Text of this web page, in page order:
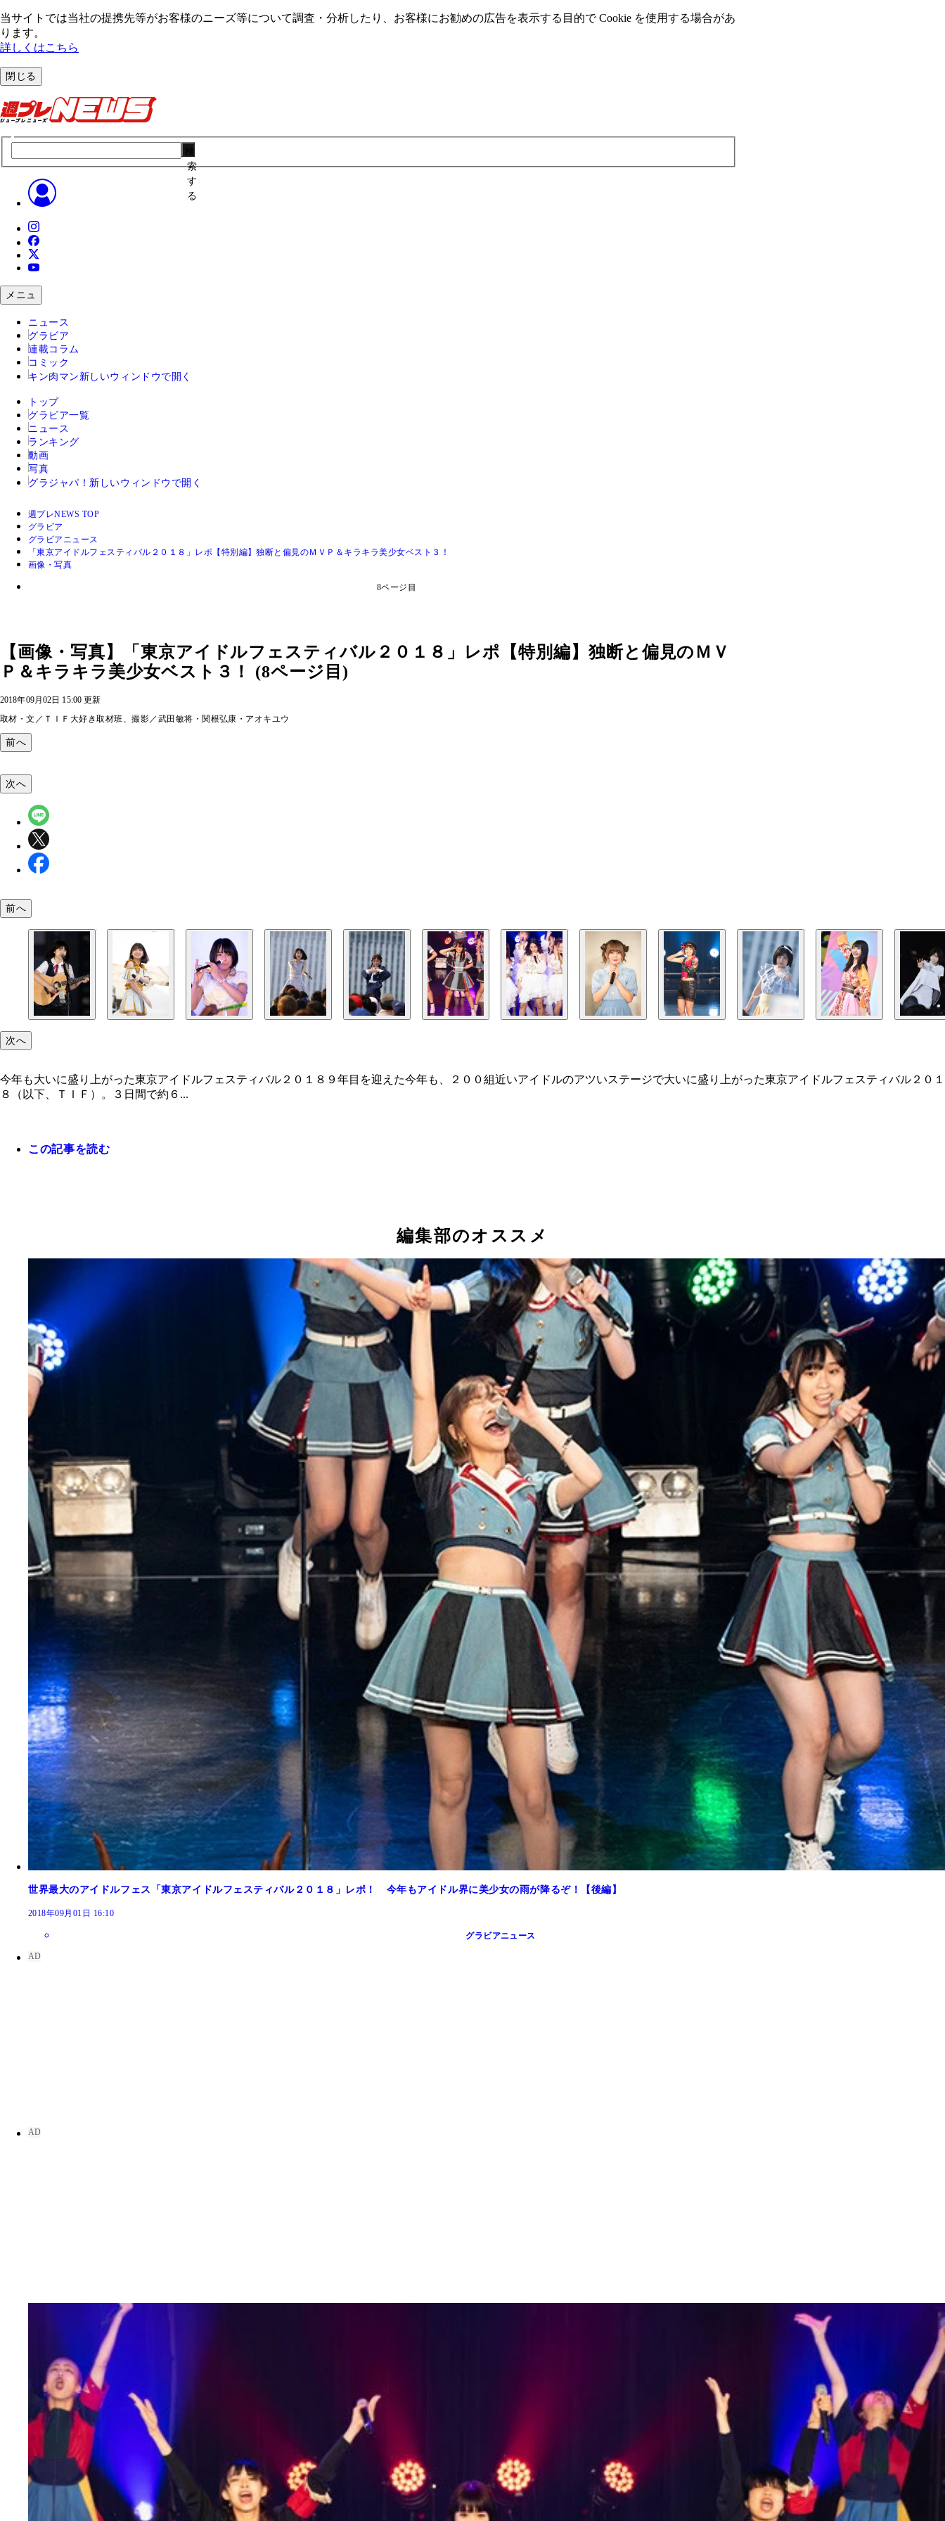
当サイトでは当社の提携先等がお客様のニーズ等について調査・分析したり、お客様にお勧めの広告を表⽰する⽬的で Cookie を使⽤する場合があ
ります。
詳しくはこちら
閉じる
索
す
る
メニュ
ニュース
グラビア
連載コラム
コミック
キン肉マン 新しいウィンドウで開く
トップ
グラビア一覧
ニュース
ランキング
動画
写真
グラジャパ！ 新しいウィンドウで開く
週プレNEWS TOP
グラビア
グラビアニュース
「東京アイドルフェスティバル２０１８」レポ【特別編】独断と偏見のＭＶＰ＆キラキラ美少女ベスト３！
画像・写真
8ページ目
【画像・写真】「東京アイドルフェスティバル２０１８」レポ【特別編】独断と偏見のＭＶ
Ｐ＆キラキラ美少女ベスト３！ (8ページ目)
2018年09月02日 15:00 更新
取材・文／ＴＩＦ大好き取材班、撮影／武田敏将・関根弘康・アオキユウ
前へ
次へ
前へ
次へ
今年も大いに盛り上がった東京アイドルフェスティバル２０１８９年目を迎えた今年も、２００組近いアイドルのアツいステージで大いに盛り上がった東京アイドルフェスティバル２０１
８（以下、ＴＩＦ）。３日間で約６...
この記事を読む
編集部のオススメ
世界最大のアイドルフェス「東京アイドルフェスティバル２０１８」レポ！ 今年もアイドル界に美少女の雨が降るぞ！【後編】
2018年09月01日 16:10
グラビアニュース